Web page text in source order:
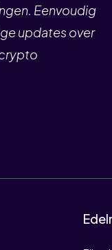
Eenvoudig
updates over